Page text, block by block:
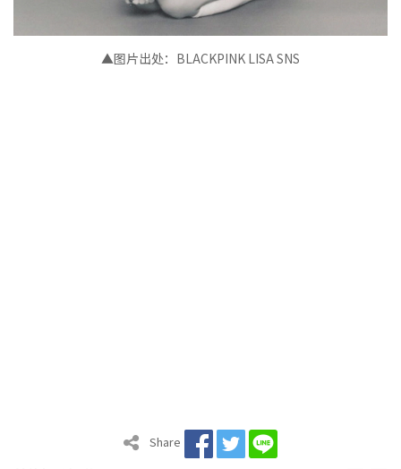
▲图片出处：BLACKPINK LISA SNS
Share